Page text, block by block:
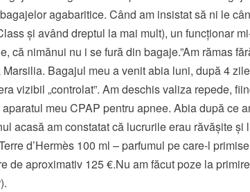
agabaritice. Când am insistat să ni le
și având dreptul la mai mult), un funcționar
că nimănui nu i se fură din bagaje.”Am rămas
Bagajul meu a venit abia luni, după 4
vizibil „controlat”. Am deschis valiza repede,
meu CPAP pentru apnee. Abia după ce
acasă am constatat că lucrurile erau răvășite și
d’Hermès 100 ml – parfumul pe care-l
de aproximativ 125 €.Nu am făcut poze la